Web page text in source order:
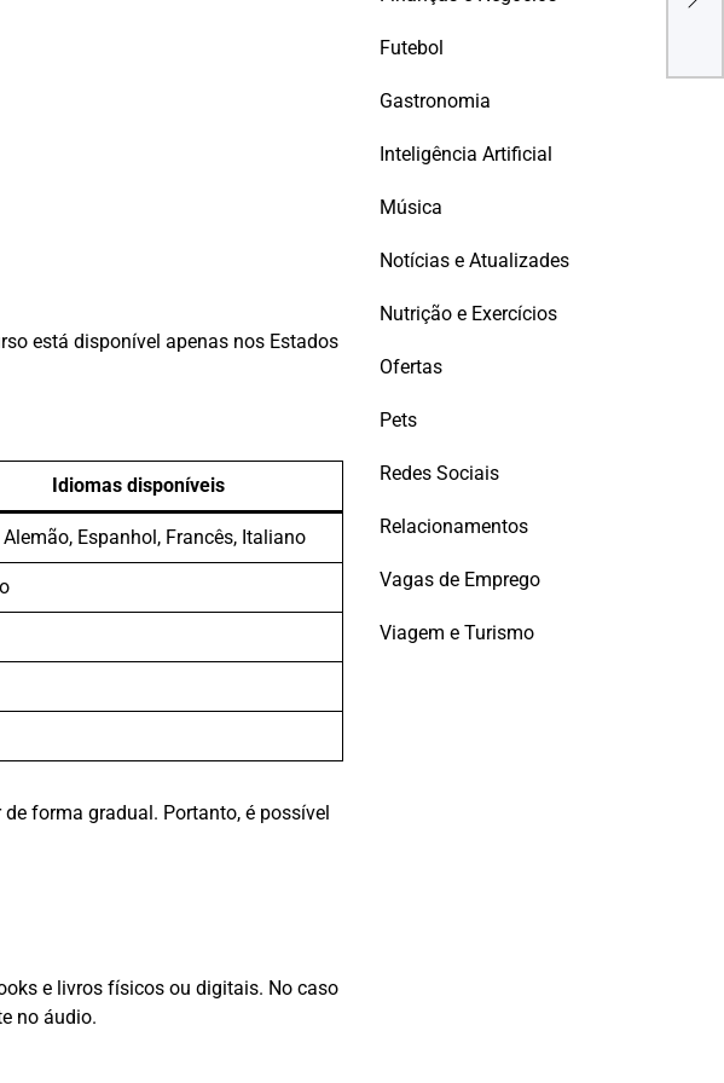
está disponível apenas nos Estados
Idiomas disponíveis
Alemão, Espanhol, Francês, Italiano
forma gradual. Portanto, é possível
e livros físicos ou digitais. No caso
no áudio.
Futebol
Gastronomia
Inteligência Artificial
Música
Notícias e Atualizades
Nutrição e Exercícios
Ofertas
Pets
Redes Sociais
Relacionamentos
Vagas de Emprego
Viagem e Turismo